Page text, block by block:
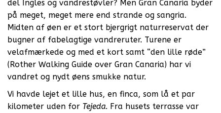
del Ingles og vandrestøvler? Men Gran Canaria byder
på meget, meget mere end strande og sangria.
Midten af øen er et stort bjergrigt naturreservat der
bugner af fabelagtige vandreruter. Turene er
velafmærkede og med et kort samt “den lille røde”
(Rother Walking Guide over Gran Canaria) har vi
vandret og nydt øens smukke natur.
Vi havde lejet et lille hus, en finca, som lå et par
kilometer uden for Tejeda. Fra husets terrasse var